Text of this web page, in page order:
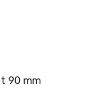
90 mm